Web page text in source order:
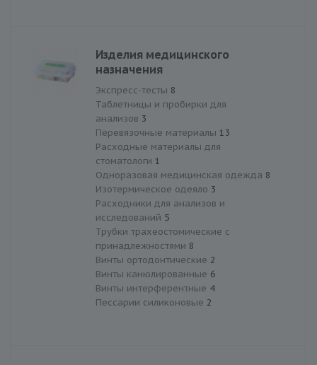
Изделия медицинского
назначения
Экспресс-тесты 8
Таблетницы и пробирки для
анализов 3
Перевязочные материалы 13
Расходные материалы для
стоматологи 1
Одноразовая медицинская одежда 8
Изотермическое одеяло 3
Расходники для анализов и
исследований 5
Трубки трахеостомические с
принадлежностями 8
Винты ортодонтические 2
Винты канюлированныe 6
Винты интерферентные 4
Пессарии силиконовые 2